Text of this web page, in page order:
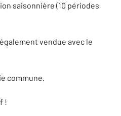
saisonnière (10 périodes
vendue avec le
commune.
!